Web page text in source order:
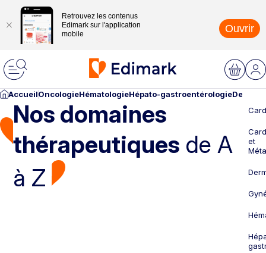
Retrouvez les contenus
Edimark sur l'application
mobile
Ouvrir
AccueilOncologieHématologieHépato-gastroentérologie
Nos domaines
thérapeutiques de A
à Z
et